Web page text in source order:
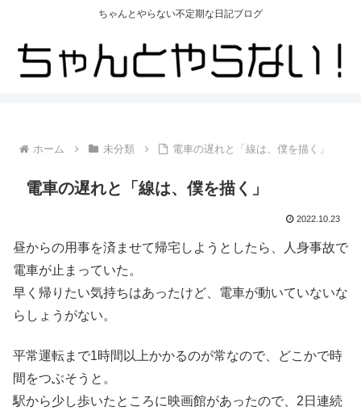
ちゃんとやらない不定期な日記ブログ
ホーム 未分類 電車の遅れと「線は、僕を描く」
電車の遅れと「線は、僕を描く」
2022.10.23
昼からの用事を済ませて帰宅しようとしたら、人身事故で
電車が止まっていた。
早く帰りたい気持ちはあったけど、電車が動いていないな
らしょうがない。
平常運転まで1時間以上かかるのが常なので、どこかで時
間をつぶそうと。
駅から少し歩いたところに映画館があったので、2日連続